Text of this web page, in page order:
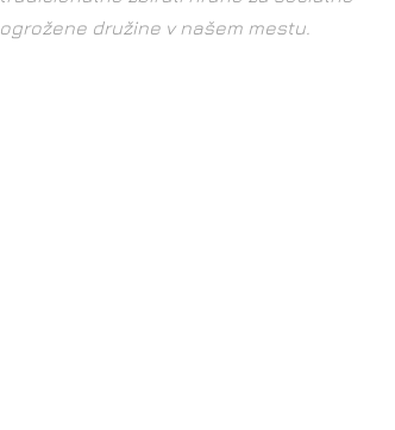
ogrožene družine v našem mestu.